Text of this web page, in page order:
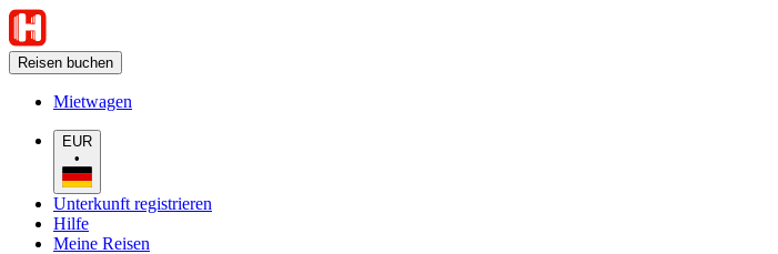
Reisen buchen
Mietwagen
EUR
•
Unterkunft registrieren
Hilfe
Meine Reisen